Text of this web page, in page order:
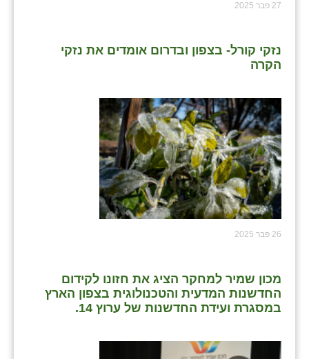
27 פבר 2025
נזקי קורל- בצפון ובדרום אומדים את נזקי
הקרה
26 פבר 2025
מכון שמיר למחקר הציג את חזונו לקידום
החדשנות המדעית והטכנולוגית בצפון הארץ
במסגרת ועידת החדשנות של ערוץ 14.